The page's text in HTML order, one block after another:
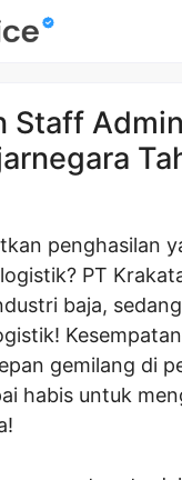
Staff
penghasilan
PT
baja,
gemilang di
habis untuk